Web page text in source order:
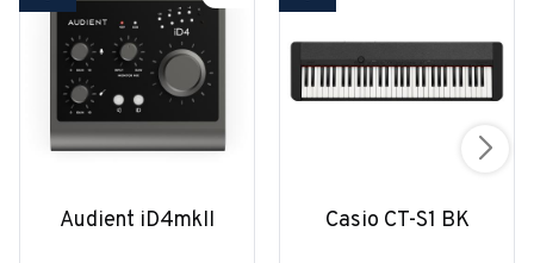
Audient iD4mkII Casio CT-S1 BK